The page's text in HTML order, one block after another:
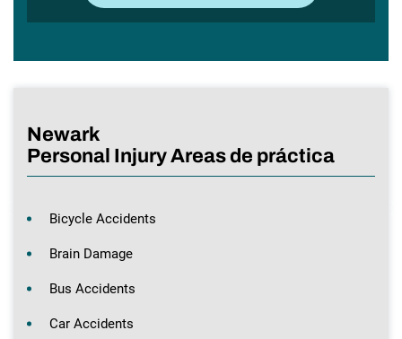
Newark
Personal Injury Areas de práctica
Bicycle Accidents
Brain Damage
Bus Accidents
Car Accidents